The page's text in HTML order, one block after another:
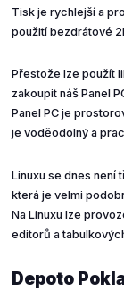
Tisk je rychlejší a probíhá bez tiskových
Přestože lze použít
zakoupit náš Panel PC o velikosti 15" nebo lépe 21". Tento
Panel PC je prostorově úsporný a
je voděodolný a
Linuxu se dnes není
která je velmi podobná té ve Windows, a umožňuje snadné používání.
Na Linuxu lze provozovat téměř
editorů a
Depoto